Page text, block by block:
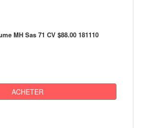
MH Sas 71 CV $88.00 181110
ACHETER